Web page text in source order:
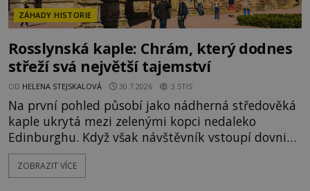
ZÁHADY HISTORIE
Rosslynská kaple: Chrám, který dodnes
střeží svá největší tajemství
OD HELENA STEJSKALOVÁ 30.7.2026 3.5TIS
Na první pohled působí jako nádherná středověká
kaple ukrytá mezi zelenými kopci nedaleko
Edinburghu. Když však návštěvník vstoupí dovnitř,
ocitá se uprostřed kamenného labyrintu symbolů,
které už po staletí podněcují představivost
ZOBRAZIT VÍCE